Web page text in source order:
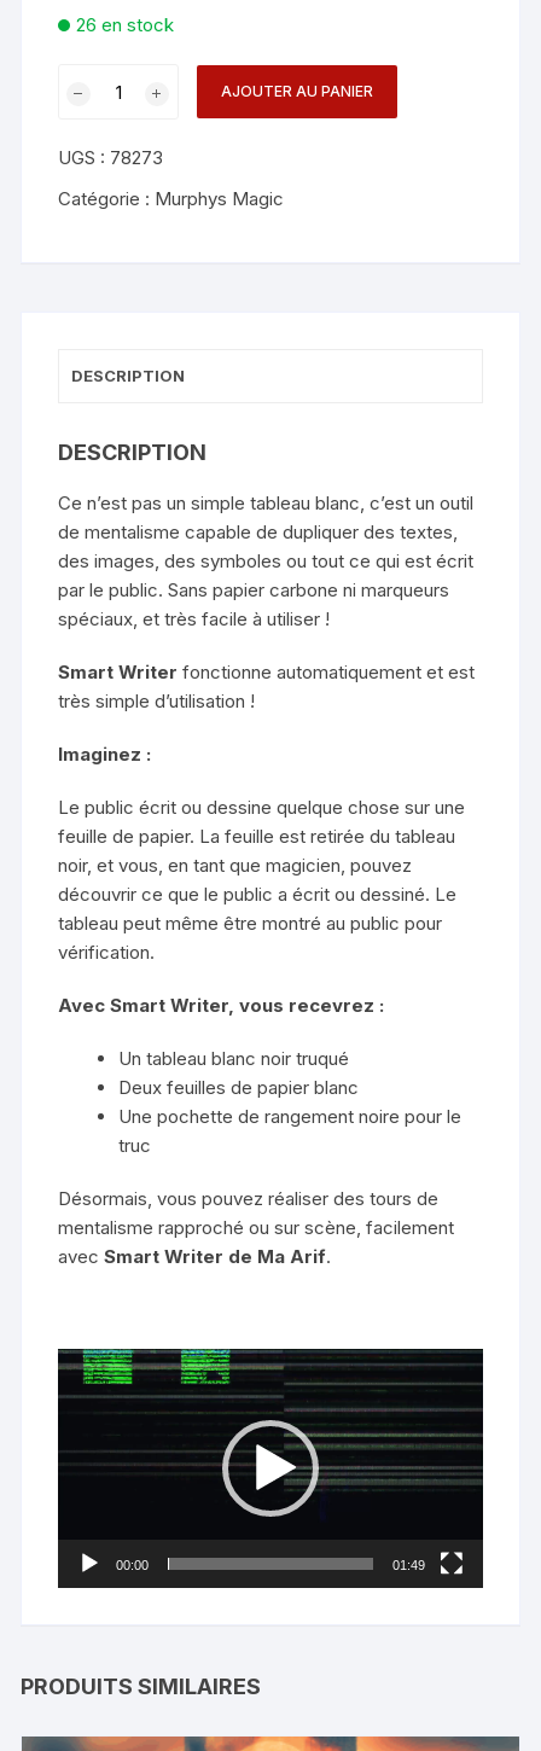
26 en stock
Writer
-
AJOUTER AU PANIER
UGS : 78273
Catégorie : Murphys Magic
DESCRIPTION
DESCRIPTION
Ce n’est pas un simple tableau blanc, c’est un outil
de mentalisme capable de dupliquer des textes,
des images, des symboles ou tout ce qui est écrit
par le public. Sans papier carbone ni marqueurs
spéciaux, et très facile à utiliser !
Smart Writer fonctionne automatiquement et est
très simple d’utilisation !
Imaginez :
Le public écrit ou dessine quelque chose sur une
feuille de papier. La feuille est retirée du tableau
noir, et vous, en tant que magicien, pouvez
découvrir ce que le public a écrit ou dessiné. Le
tableau peut même être montré au public pour
vérification.
Avec Smart Writer, vous recevrez :
Un tableau blanc noir truqué
Deux feuilles de papier blanc
Une pochette de rangement noire pour le
truc
Désormais, vous pouvez réaliser des tours de
mentalisme rapproché ou sur scène, facilement
avecSmart Writer de Ma Arif.
Lecteur
vidéo
00:00 01:49
PRODUITS SIMILAIRES